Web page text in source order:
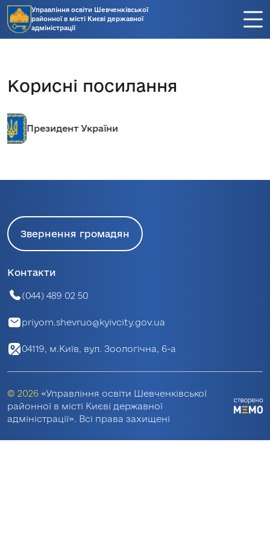
Управління освіти Шевченківської
районної в місті Києві державної
адміністрації
Корисні посилання
Звернення громадян
Контакти
(044) 489 02 50
priyom.shevruo@kyivcity.gov.ua
04119, м.Київ, вул. Зоологічна, 6-а
© 2026 «Управління освіти Шевченківської
районної в місті Києві державної
адміністрації». Всі права захищені